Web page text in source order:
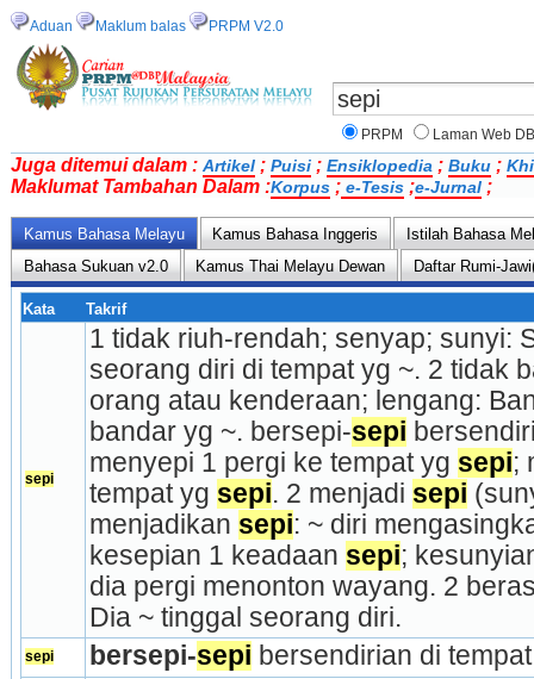
Aduan Maklum balas PRPM V2.0
PRPM Laman Web
Juga ditemui dalam : Artikel ; Puisi ; Ensiklopedia ; Buku ;
Maklumat Tambahan Dalam :Korpus ; e-Tesis ;e-Jurnal ;
Kamus Bahasa Melayu Kamus Bahasa Inggeris
Istilah Bahasa
Bahasa Sukuan v2.0
Kamus Thai Melayu Dewan Daftar Rumi-
Kata Takrif
sepi
1 tidak riuh-rendah; senyap; sunyi:
seorang diri di tempat yg ~. 2 tidak
orang atau kenderaan; lengang:
bandar yg ~. bersepi-sepi
menyepi 1 pergi ke tempat yg sepi;
tempat yg sepi. 2 menjadi sepi
menjadikan sepi: ~ diri
kesepian 1 keadaan sepi;
dia pergi menonton wayang. 2
Dia ~ tinggal seorang diri.
sepi bersepi-sepi bersendirian di